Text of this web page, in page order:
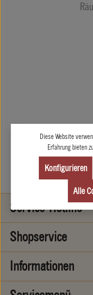
Service-Hotline
Shopservice
Informationen
Diese Website
Erfahrung bieten
Konfigurieren
Alle